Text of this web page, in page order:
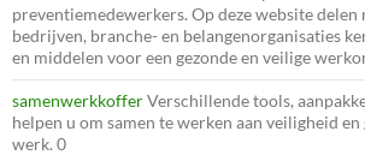
preventiemedewerkers. Op deze website delen
bedrijven, branche- en belangenorganisaties
en middelen voor een gezonde en veilige
samenwerkkofferVerschillende tools,
helpen u om samen te werken aan veiligheid
werk. 0